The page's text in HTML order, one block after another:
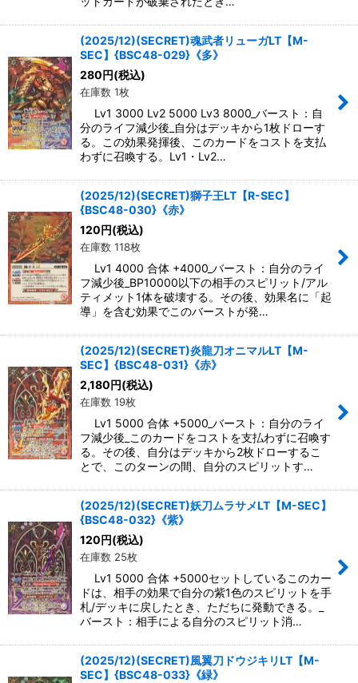
(2025/12)(SECRET)魂武者リューガLT【M-
SEC】{BSC48-029}《多》
280 円(税込)
在庫数 1枚
Lv1 3000 Lv2 5000 Lv3 8000_バースト：自
分のライフ減少後_自分はデッキから1枚ドローす
る。この効果発揮後、このカードをコストを支払
わずに召喚する。Lv1・Lv2…
(2025/12)(SECRET)獅子王LT【R-SEC】
{BSC48-030}《赤》
120 円(税込)
在庫数 118枚
Lv1 4000 合体 +4000_バースト：自分のライ
フ減少後_BP10000以下の相手のスピリット/アル
ティメット1体を破壊する。その後、効果名に「起
導」を含む効果でこのバーストが発…
(2025/12)(SECRET)炎龍刀オニマルLT【M-
SEC】{BSC48-031}《赤》
2,180 円(税込)
在庫数 19枚
Lv1 5000 合体 +5000_バースト：自分のライ
フ減少後_このカードをコストを支払わずに召喚す
る。その後、自分はデッキから2枚ドローするこ
とで、このターンの間、自分のスピリットす…
(2025/12)(SECRET)妖刀ムラサメLT【M-SEC】
{BSC48-032}《紫》
120 円(税込)
在庫数 25枚
Lv1 5000 合体 +5000セットしているこのカー
ドは、相手の効果で自分の紫1色のスピリットを手
札/デッキに戻したとき、ただちに発動できる。_
バースト：相手による自分のスピリット消…
(2025/12)(SECRET)風翼刀ドウジキリLT【M-
SEC】{BSC48-033}《緑》